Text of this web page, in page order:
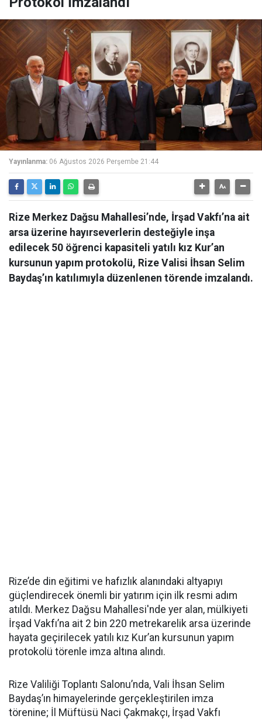
Yayınlanma: 06 Ağustos 2026 Perşembe 21:44
Rize Merkez Dağsu Mahallesi’nde, İrşad Vakfı’na ait
arsa üzerine hayırseverlerin desteğiyle inşa
edilecek 50 öğrenci kapasiteli yatılı kız Kur’an
kursunun yapım protokolü, Rize Valisi İhsan Selim
Baydaş’ın katılımıyla düzenlenen törende imzalandı.
Rize’de din eğitimi ve hafızlık alanındaki altyapıyı
güçlendirecek önemli bir yatırım için ilk resmi adım
atıldı. Merkez Dağsu Mahallesi'nde yer alan, mülkiyeti
İrşad Vakfı’na ait 2 bin 220 metrekarelik arsa üzerinde
hayata geçirilecek yatılı kız Kur’an kursunun yapım
protokolü törenle imza altına alındı.
Rize Valiliği Toplantı Salonu’nda, Vali İhsan Selim
Baydaş’ın himayelerinde gerçekleştirilen imza
törenine; İl Müftüsü Naci Çakmakçı, İrşad Vakfı